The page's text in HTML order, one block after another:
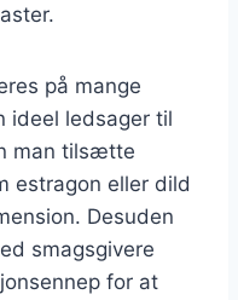
på mange
ideel ledsager til
man tilsætte
estragon eller dild
Desuden
smagsgivere
for at